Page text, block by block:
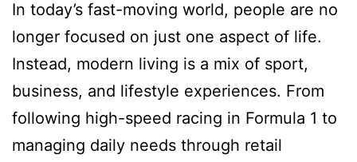
In today’s fast-moving world, people are no
longer focused on just one aspect of life.
Instead, modern living is a mix of sport,
business, and lifestyle experiences. From
following high-speed racing in Formula 1 to
managing daily needs through retail